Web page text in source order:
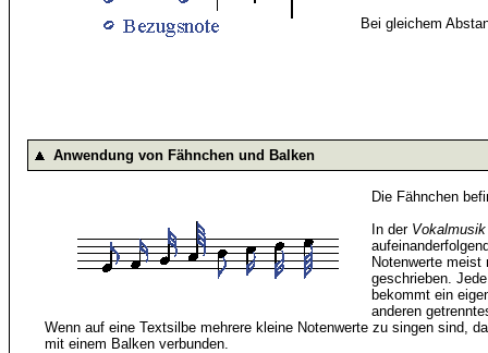
Bei gleichem
Anwendung von Fähnchen und Balken
Die Fähnchen
In der Vokalmusik
Notenwerte meist
geschrieben.
bekommt ein
anderen
Wenn auf eine Textsilbe mehrere kleine Notenwerte zu singen sind,
mit einem Balken verbunden.